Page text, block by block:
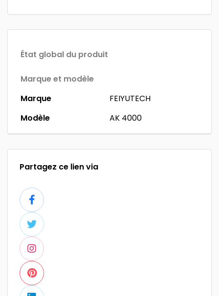
État global du produit
Marque et modèle
Marque
FEIYUTECH
Modèle
AK 4000
Partagez ce lien via